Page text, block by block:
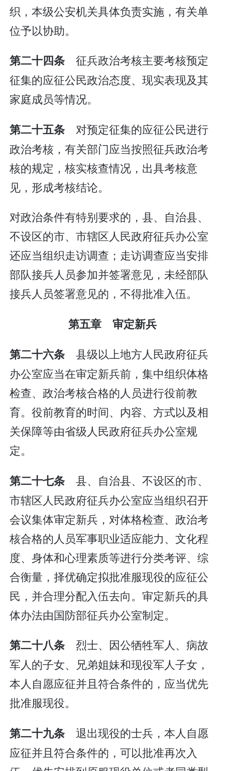
织，本级公安机关具体负责实施，有关单
位予以协助。
第二十四条 征兵政治考核主要考核预定
征集的应征公民政治态度、现实表现及其
家庭成员等情况。
第二十五条 对预定征集的应征公民进行
政治考核，有关部门应当按照征兵政治考
核的规定，核实核查情况，出具考核意
见，形成考核结论。
对政治条件有特别要求的，县、自治县、
不设区的市、市辖区人民政府征兵办公室
还应当组织走访调查；走访调查应当安排
部队接兵人员参加并签署意见，未经部队
接兵人员签署意见的，不得批准入伍。
第五章 审定新兵
第二十六条 县级以上地方人民政府征兵
办公室应当在审定新兵前，集中组织体格
检查、政治考核合格的人员进行役前教
育。役前教育的时间、内容、方式以及相
关保障等由省级人民政府征兵办公室规
定。
第二十七条 县、自治县、不设区的市、
市辖区人民政府征兵办公室应当组织召开
会议集体审定新兵，对体格检查、政治考
核合格的人员军事职业适应能力、文化程
度、身体和心理素质等进行分类考评、综
合衡量，择优确定拟批准服现役的应征公
民，并合理分配入伍去向。审定新兵的具
体办法由国防部征兵办公室制定。
第二十八条 烈士、因公牺牲军人、病故
军人的子女、兄弟姐妹和现役军人子女，
本人自愿应征并且符合条件的，应当优先
批准服现役。
第二十九条 退出现役的士兵，本人自愿
应征并且符合条件的，可以批准再次入